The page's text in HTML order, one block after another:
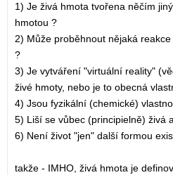
1) Je živá hmota tvořena něčím
hmotou ?
2) Může proběhnout nějaká
?
3) Je vytváření "virtuální reality"
živé hmoty, nebo je to obecná
4) Jsou fyzikální (chemické)
5) Liší se vůbec (principielně) živá
6) Není život "jen" další formou
takže - IMHO, živá hmota je